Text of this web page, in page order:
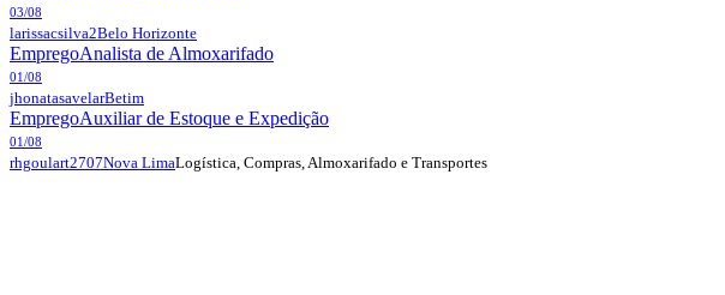
03/08
larissacsilva2Belo Horizonte
EmpregoAnalista de Almoxarifado
01/08
jhonatasavelarBetim
EmpregoAuxiliar de Estoque e Expedição
01/08
rhgoulart2707Nova LimaLogística, Compras, Almoxarifado e Transportes